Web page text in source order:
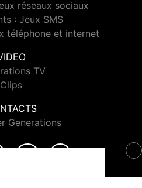
réseaux sociaux
: Jeux SMS
téléphone et internet
TV
Clips
Generations